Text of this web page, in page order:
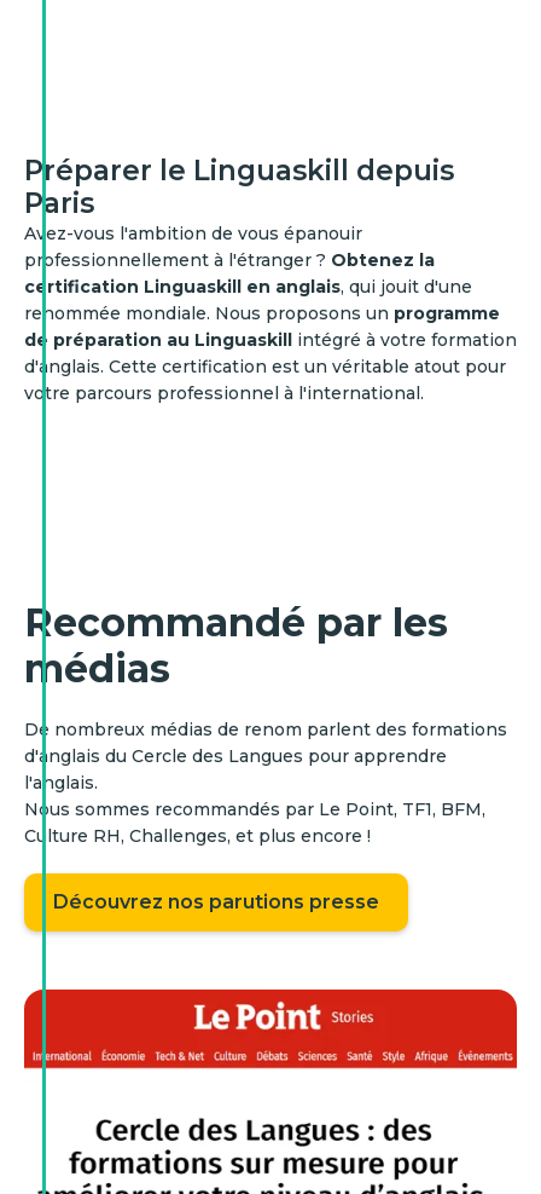
Préparer le Linguaskill depuis
Paris
Avez-vous l'ambition de vous épanouir
professionnellement à l'étranger ? Obtenez la
certification Linguaskill en anglais, qui jouit d'une
renommée mondiale. Nous proposons un programme
de préparation au Linguaskill intégré à votre formation
d'anglais. Cette certification est un véritable atout pour
votre parcours professionnel à l'international.
Recommandé par les
médias
De nombreux médias de renom parlent des formations
d'anglais du Cercle des Langues pour apprendre
l'anglais.
Nous sommes recommandés par Le Point, TF1, BFM,
Culture RH, Challenges, et plus encore !
Découvrez nos parutions presse